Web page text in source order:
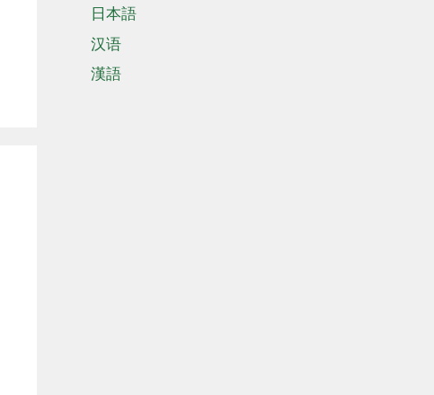
日本語
汉语
漢語